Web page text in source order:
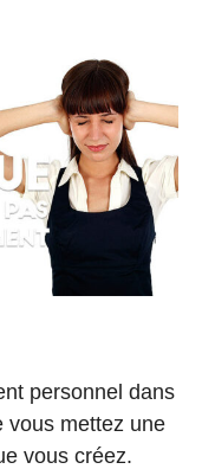
personnel dans
vous mettez une
vous créez.